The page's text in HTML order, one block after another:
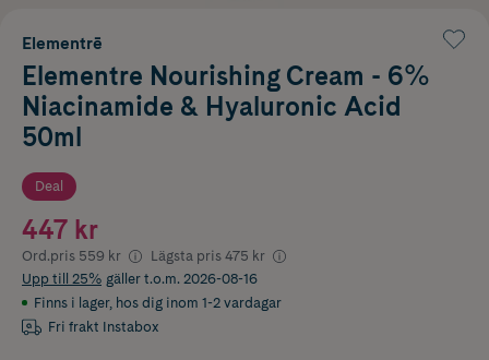
Elementrē
Elementre Nourishing Cream - 6%
Niacinamide & Hyaluronic Acid
50ml
Deal
447 kr
Ord.pris 559 kr Lägsta pris 475 kr
Upp till 25% gäller t.o.m. 2026-08-16
Finns i lager, hos dig inom 1-2 vardagar
Fri frakt Instabox